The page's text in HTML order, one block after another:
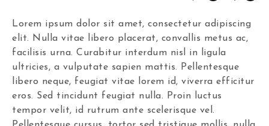
Lorem ipsum dolor sit amet, consectetur adipiscing
elit. Nulla vitae libero placerat, convallis metus ac,
facilisis urna. Curabitur interdum nisl in ligula
ultricies, a vulputate sapien mattis. Pellentesque
libero neque, feugiat vitae lorem id, viverra efficitur
eros. Sed tincidunt feugiat nulla. Proin luctus
tempor velit, id rutrum ante scelerisque vel.